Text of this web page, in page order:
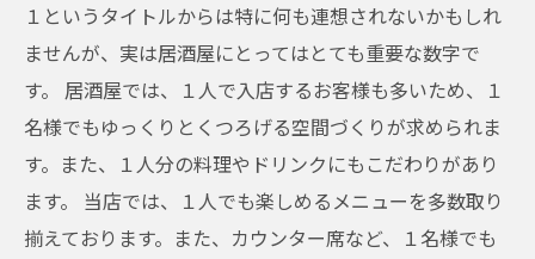
１というタイトルからは特に何も連想されないかもしれ
ませんが、実は居酒屋にとってはとても重要な数字で
す。 居酒屋では、１人で入店するお客様も多いため、１
名様でもゆっくりとくつろげる空間づくりが求められま
す。また、１人分の料理やドリンクにもこだわりがあり
ます。 当店では、１人でも楽しめるメニューを多数取り
揃えております。また、カウンター席など、１名様でも